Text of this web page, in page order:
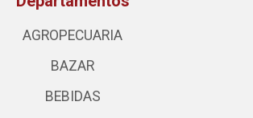
AGROPECUARIA
BAZAR
BEBIDAS